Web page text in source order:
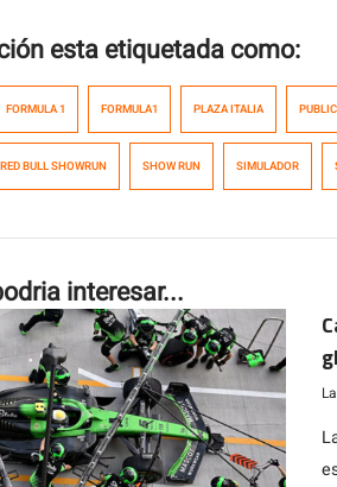
esta etiquetada como:
FORMULA 1 FORMULA1 PLAZA ITALIA
RED BULL SHOWRUN SHOW RUN SIMULADOR
interesar...